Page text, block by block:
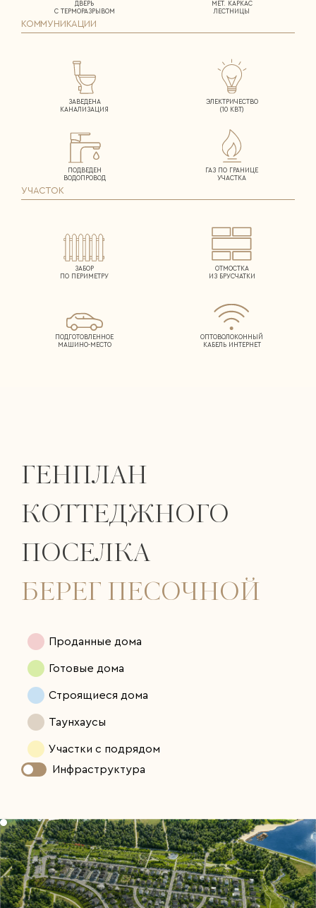
ДВЕРЬ
С ТЕРМОРАЗРЫВОМ
МЕТ. КАРКАС
ЛЕСТНИЦЫ
КОММУНИКАЦИИ
ЗАВЕДЕНА
КАНАЛИЗАЦИЯ
ЭЛЕКТРИЧЕСТВО
(10 КВТ)
ПОДВЕДЕН
ВОДОПРОВОД
ГАЗ ПО ГРАНИЦЕ
УЧАСТКА
УЧАСТОК
ЗАБОР
ПО ПЕРИМЕТРУ
ОТМОСТКА
ИЗ БРУСЧАТКИ
ПОДГОТОВЛЕННОЕ
МАШИНО-МЕСТО
ОПТОВОЛОКОННЫЙ
КАБЕЛЬ ИНТЕРНЕТ
ГЕНПЛАН
КОТТЕДЖНОГО
ПОСЕЛКА
БЕРЕГ ПЕСОЧНОЙ
Проданные дома
Готовые дома
Строящиеся дома
Таунхаусы
Участки с подрядом
Инфраструктура